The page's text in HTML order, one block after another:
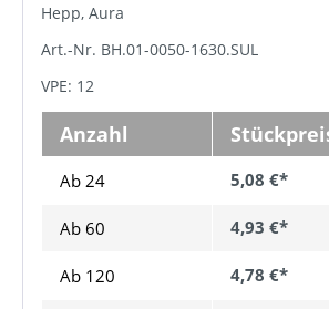
Hepp, Aura
Art.-Nr. BH.01-0050-1630.SUL
VPE: 12
Anzahl
Ab 24 5,08 €*
Ab 60 4,93 €*
Ab 120 4,78 €*